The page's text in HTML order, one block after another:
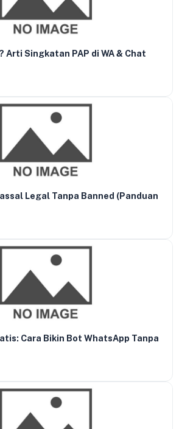
Arti Singkatan PAP di WA & Chat
Legal Tanpa Banned (Panduan
Cara Bikin Bot WhatsApp Tanpa